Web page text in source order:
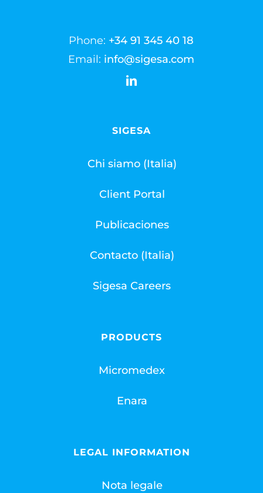
Phone: +34 91 345 40 18
Email: info@sigesa.com
SIGESA
Chi siamo (Italia)
Client Portal
Publicaciones
Contacto (Italia)
Sigesa Careers
PRODUCTS
Micromedex
Enara
LEGAL INFORMATION
Nota legale